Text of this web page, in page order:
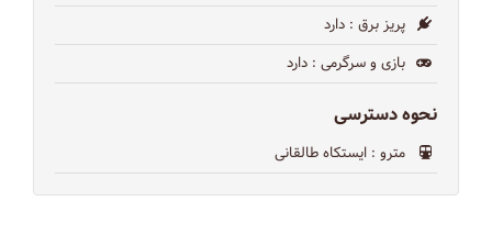
پریز برق : دارد
بازی و سرگرمی : دارد
نحوه دسترسی
مترو : ایستکاه طالقانی